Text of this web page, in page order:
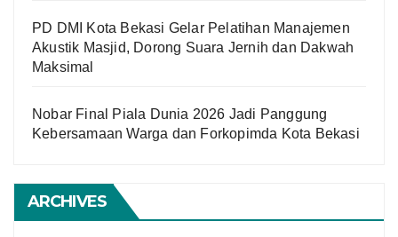
PD DMI Kota Bekasi Gelar Pelatihan Manajemen
Akustik Masjid, Dorong Suara Jernih dan Dakwah
Maksimal
Nobar Final Piala Dunia 2026 Jadi Panggung
Kebersamaan Warga dan Forkopimda Kota Bekasi
ARCHIVES